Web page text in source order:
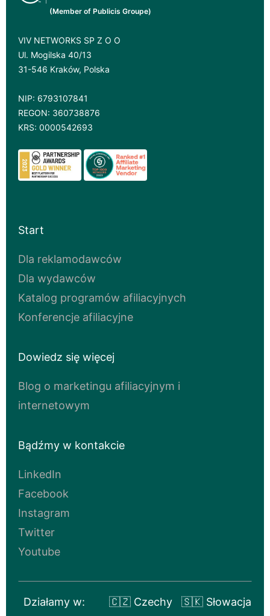
(Member of Publicis Groupe)
VIV NETWORKS SP Z O O
Ul. Mogilska 40/13
31-546 Kraków, Polska
NIP: 6793107841
REGON: 360738876
KRS: 0000542693
Start
Dla reklamodawców
Dla wydawców
Katalog programów afiliacyjnych
Konferencje afiliacyjne
Dowiedz się więcej
Blog o marketingu afiliacyjnym i
internetowym
Bądźmy w kontakcie
LinkedIn
Facebook
Instagram
Twitter
Youtube
Działamy w: 🇨🇿 Czechy 🇸🇰 Słowacja